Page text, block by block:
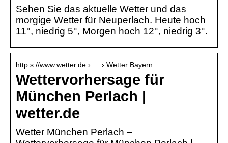
Sehen Sie das aktuelle Wetter und das
morgige Wetter für Neuperlach. Heute hoch
11°, niedrig 5°, Morgen hoch 12°, niedrig 3°.
http s://www.wetter.de › … › Wetter Bayern
Wettervorhersage für
München Perlach |
wetter.de
Wetter München Perlach –